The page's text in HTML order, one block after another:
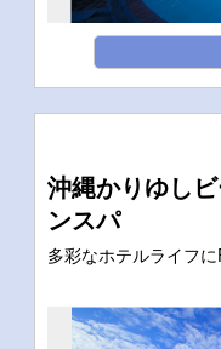
沖縄かりゆし
ンスパ
多彩なホテルライフ